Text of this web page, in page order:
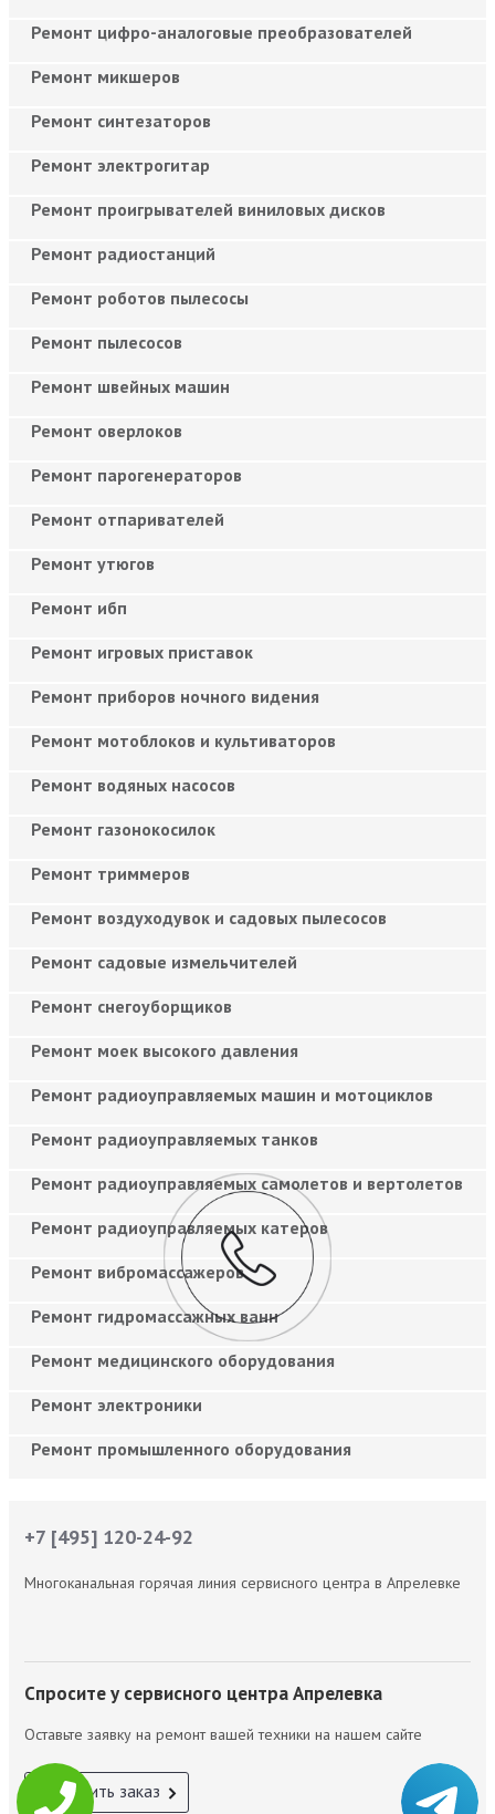
Ремонт цифро-аналоговые преобразователей
Ремонт микшеров
Ремонт синтезаторов
Ремонт электрогитар
Ремонт проигрывателей виниловых дисков
Ремонт радиостанций
Ремонт роботов пылесосы
Ремонт пылесосов
Ремонт швейных машин
Ремонт оверлоков
Ремонт парогенераторов
Ремонт отпаривателей
Ремонт утюгов
Ремонт ибп
Ремонт игровых приставок
Ремонт приборов ночного видения
Ремонт мотоблоков и культиваторов
Ремонт водяных насосов
Ремонт газонокосилок
Ремонт триммеров
Ремонт воздуходувок и садовых пылесосов
Ремонт садовые измельчителей
Ремонт снегоуборщиков
Ремонт моек высокого давления
Ремонт радиоуправляемых машин и мотоциклов
Ремонт радиоуправляемых танков
Ремонт радиоуправляемых самолетов и вертолетов
Ремонт радиоуправляемых катеров
Ремонт вибромассажеров
Ремонт гидромассажных ванн
Ремонт медицинского оборудования
Ремонт электроники
Ремонт промышленного оборудования
+7 [495] 120-24-92
Многоканальная горячая линия сервисного центра в Апрелевке
Спросите у сервисного центра Апрелевка
Оставьте заявку на ремонт вашей техники на нашем сайте
Оформить заказ